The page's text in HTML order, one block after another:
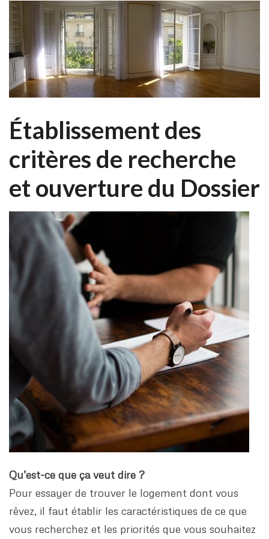
Établissement des
critères de recherche
et ouverture du Dossier
Qu’est-ce que ça veut dire ?
Pour essayer de trouver le logement dont vous
rêvez, il faut établir les caractéristiques de ce que
vous recherchez et les priorités que vous souhaitez